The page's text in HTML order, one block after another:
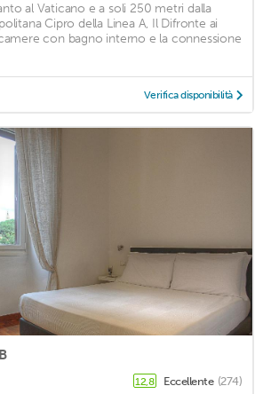
al Vaticano e a soli 250 metri dalla
Cipro della Linea A, Il Difronte ai
con bagno interno e la connessione
Verifica disponibilità
12,8 Eccellente (274)